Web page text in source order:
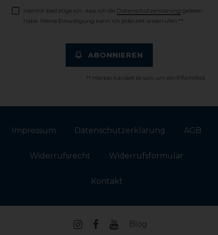
Hiermit bestätige ich, dass ich die Daten­schutz­erklärung gelesen
habe. Meine Einwilligung kann ich jederzeit widerrufen.**
ABONNIEREN
** Hierbei handelt es sich um ein Pflichtfeld.
Impressum Daten­schutz­erklärung AGB
Widerrufs­recht Widerrufs­formular
Kontakt
Blog